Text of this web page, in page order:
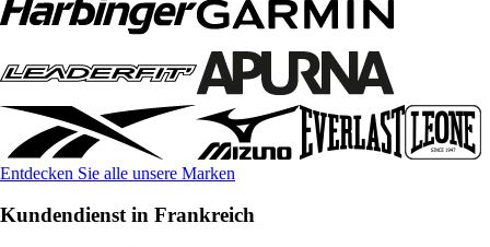
Entdecken Sie alle unsere Marken
Kundendienst in Frankreich